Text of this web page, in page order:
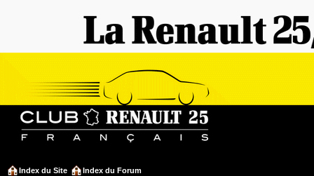
Index du Site Index du Forum